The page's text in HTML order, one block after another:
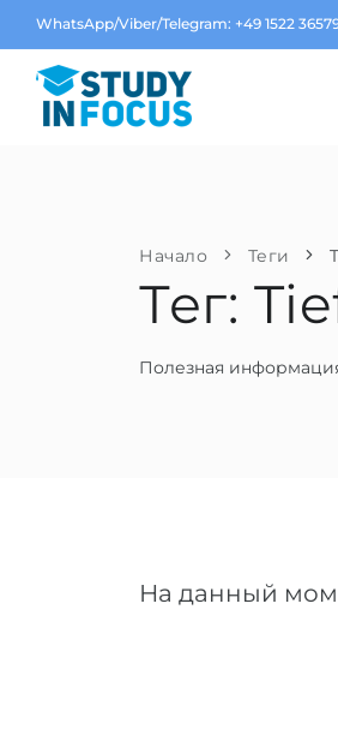
WhatsApp/Viber/Telegram: +49 1522
Начало Теги
Тег:
Полезная
На данный